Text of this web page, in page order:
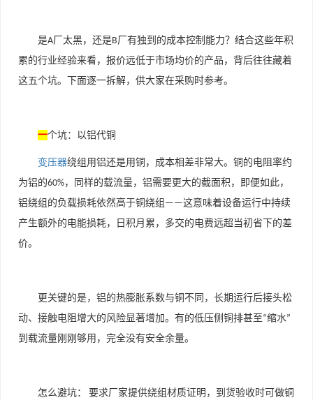
是A厂太黑，还是B厂有独到的成本控制能力？结合这些年积
累的行业经验来看，报价远低于市场均价的产品，背后往往藏着
这五个坑。下面逐一拆解，供大家在采购时参考。
一个坑：以铝代铜
变压器绕组用铝还是用铜，成本相差非常大。铜的电阻率约
为铝的60%，同样的载流量，铝需要更大的截面积，即便如此，
铝绕组的负载损耗依然高于铜绕组 ——这意味着设备运行中持续
产生额外的电能损耗，日积月累，多交的电费远超当初省下的差
价。
更关键的是，铝的热膨胀系数与铜不同，长期运行后接头松
动、接触电阻增大的风险显著增加。有的低压侧铜排甚至“缩水”
到载流量刚刚够用，完全没有安全余量。
怎么避坑：
要求厂家提供绕组材质证明，到货验收时可做铜